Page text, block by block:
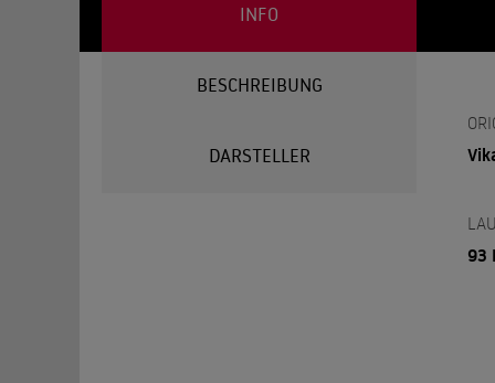
INFO
BESCHREIBUNG
DARSTELLER
93